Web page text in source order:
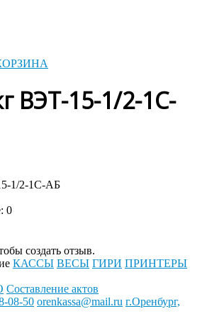
ВЭТ-15-1/2-1С-
0
создать отзыв.
КАССЫ ВЕСЫ ГИРИ ПРИНТЕРЫ
Составление актов
08-50 orenkassa@mail.ru г.Оренбург,